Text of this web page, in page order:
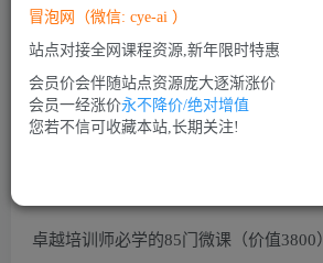
VIP会员 免费
立即购买
您当前未登录！建议登陆后
卓越培训师必学的85门微课（价值3800
冒泡网（微信: cye-ai ）
站点对接全网课程资源,新年限时特惠
会员价会伴随站点资源庞大逐渐涨价
会员一经涨价永不降价/绝对增值
您若不信可收藏本站,长期关注!